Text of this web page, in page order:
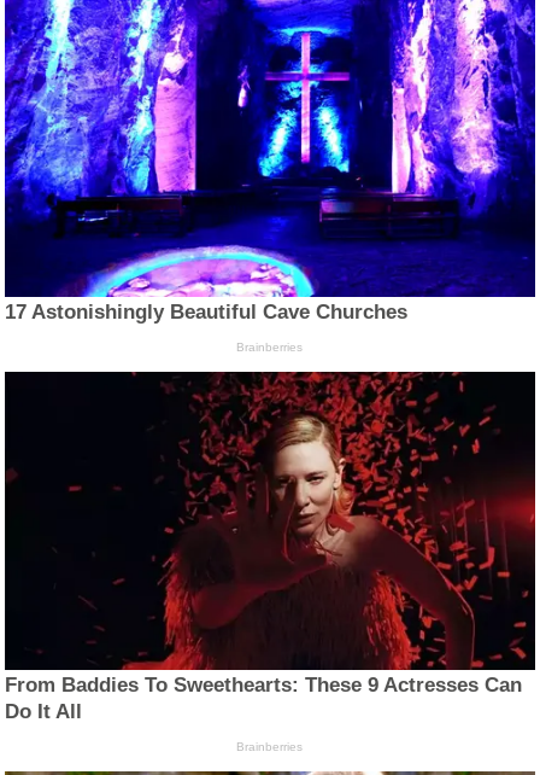
17 Astonishingly Beautiful Cave Churches
Brainberries
From Baddies To Sweethearts: These 9 Actresses Can
Do It All
Brainberries